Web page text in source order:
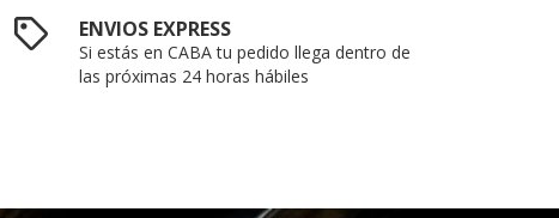
ENVIOS EXPRESS
Si estás en CABA tu pedido llega dentro de
las próximas 24 horas hábiles